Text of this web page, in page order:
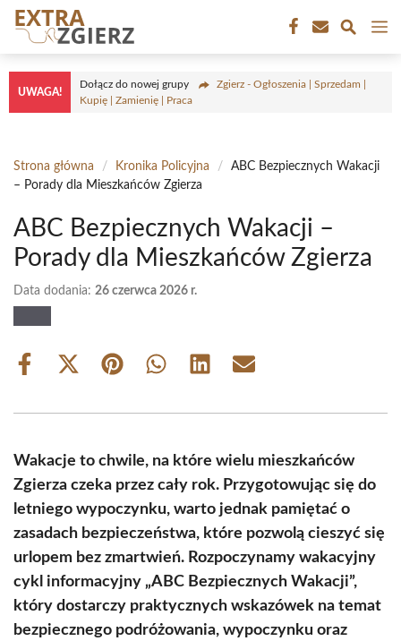
Przejdź
treści
UWAGA!
Dołącz do nowej grupy
Zgierz - Ogłoszenia | Sprzedam |
Kupię | Zamienię | Praca
Strona główna / Kronika Policyjna /
ABC Bezpiecznych Wakacji
– Porady dla Mieszkańców Zgierza
ABC Bezpiecznych Wakacji –
Porady dla Mieszkańców Zgierza
Data dodania: 26 czerwca 2026 r.
Share
Share
(Twitter)
Share Share Share Share
Wakacje to chwile, na które wielu mieszkańców
Zgierza czeka przez cały rok. Przygotowując się do
letniego wypoczynku, warto jednak pamiętać o
zasadach bezpieczeństwa, które pozwolą cieszyć się
urlopem bez zmartwień. Rozpoczynamy wakacyjny
cykl informacyjny „ABC Bezpiecznych Wakacji”,
który dostarczy praktycznych wskazówek na temat
bezpiecznego podróżowania, wypoczynku oraz